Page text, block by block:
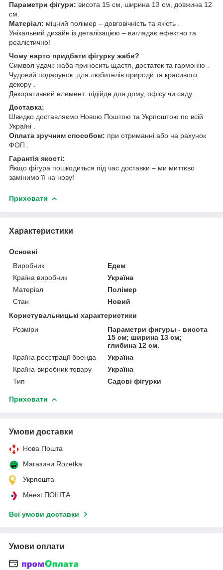
Параметри фігури: висота 15 см, ширина 13 см, довжина 12
см.
Матеріал: міцний полімер – довговічність та якість .
Унікальний дизайн із деталізацією – виглядає ефектно та
реалістично!
Чому варто придбати фігурку жаби?
Символ удачі: жаба приносить щастя, достаток та гармонію .
Чудовий подарунок: для любителів природи та красивого
декору .
Декоративний елемент: підійде для дому, офісу чи саду .
Доставка:
Швидко доставляємо Новою Поштою та Укрпоштою по всій
Україні .
Оплата зручним способом: при отриманні або на рахунок
ФОП .
Гарантія якості:
Якщо фігура пошкодиться під час доставки – ми миттєво
замінимо її на нову!
Приховати
Характеристики
Основні
Виробник
Едем
Країна виробник
Україна
Матеріал
Полімер
Стан
Новий
Користувальницькі характеристики
Розміри
Параметри фигуры - висота
15 см; ширина 13 см;
глибина 12 см.
Країна реєстрації бренда
Україна
Країна-виробник товару
Україна
Тип
Садові фігурки
Приховати
Умови доставки
Нова Пошта
Магазини Rozetka
Укрпошта
Meest ПОШТА
Всі умови доставки
Умови оплати